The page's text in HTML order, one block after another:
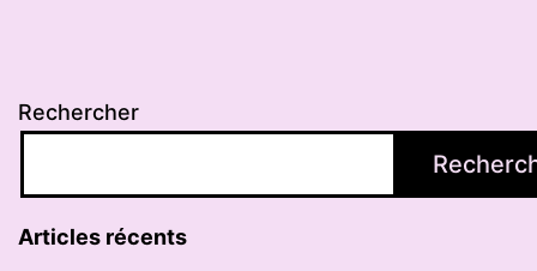
Rechercher
Articles récents